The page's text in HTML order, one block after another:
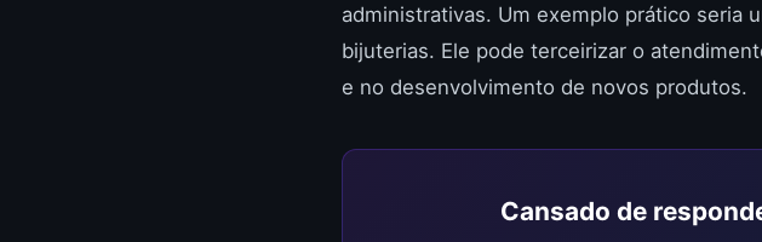
administrativas. Um exemplo prático seria
bijuterias. Ele pode terceirizar o
e no desenvolvimento de novos produtos.
Cansado de